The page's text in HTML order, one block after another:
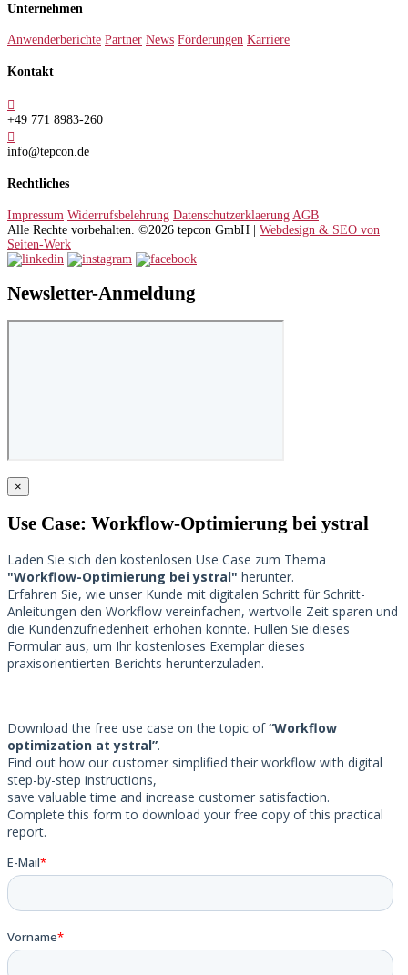
Unternehmen
Anwenderberichte Partner News Förderungen Karriere
Kontakt

+49 771 8983-260

info@tepcon.de
Rechtliches
Impressum Widerrufsbelehrung Datenschutzerklaerung AGB
Alle Rechte vorbehalten. ©2026 tepcon GmbH | Webdesign & SEO von
Seiten-Werk
Newsletter-Anmeldung
×
Use Case: Workflow-Optimierung bei ystral